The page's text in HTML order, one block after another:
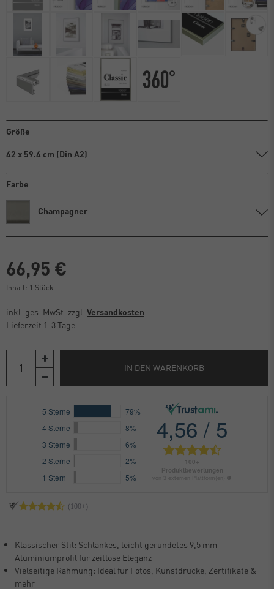
Größe
42 x 59.4 cm (Din A2)
Farbe
Champagner
66,95 €
Inhalt: 1 Stück
inkl. ges. MwSt. zzgl. Versandkosten
Lieferzeit 1-3 Tage
IN DEN WARENKORB
Klassischer Stil: Schlankes, leicht gerundetes 9,5 mm
Aluminiumprofil für zeitlose Eleganz
Vielseitige Rahmung: Ideal für Fotos, Kunstdrucke, Zertifikate &
mehr